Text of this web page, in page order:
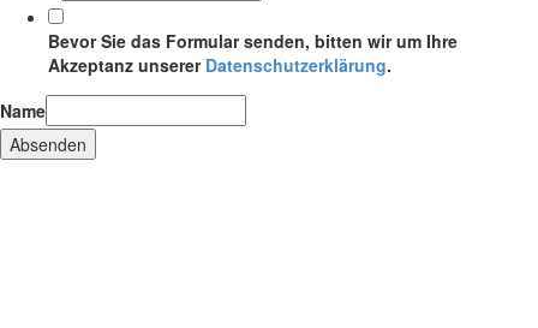
Bevor Sie das Formular senden, bitten wir um Ihre
Akzeptanz unserer Datenschutzerklärung.
Name
Absenden